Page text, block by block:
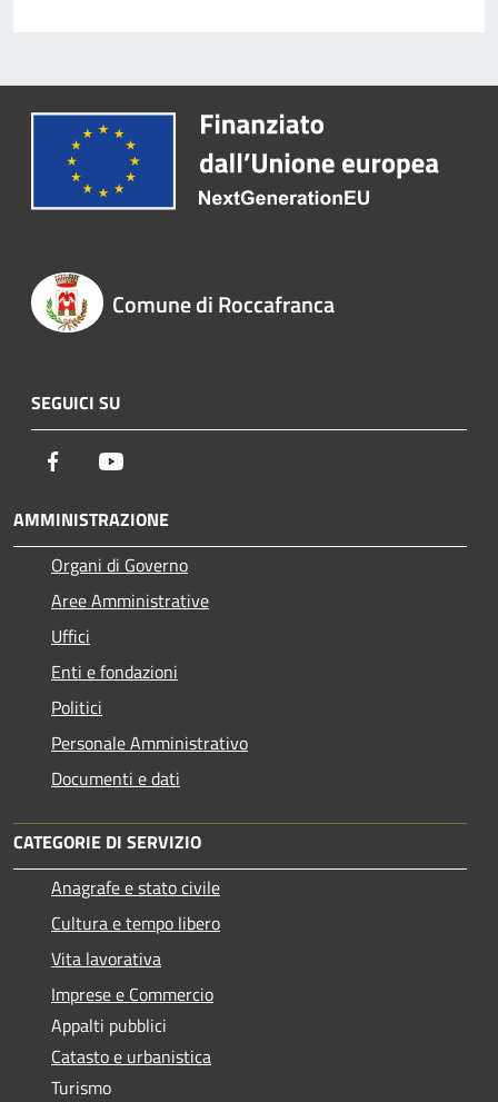
Comune di Roccafranca
SEGUICI SU
Facebook
AMMINISTRAZIONE
Organi di Governo
Aree Amministrative
Uffici
Enti e fondazioni
Politici
Personale Amministrativo
Documenti e dati
CATEGORIE DI SERVIZIO
Anagrafe e stato civile
Cultura e tempo libero
Vita lavorativa
Imprese e Commercio
Appalti pubblici
Catasto e urbanistica
Turismo